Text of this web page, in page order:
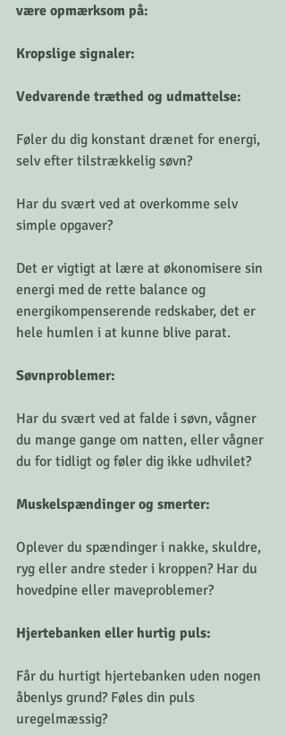
være opmærksom på:
Kropslige signaler:
Vedvarende træthed og udmattelse:
Føler du dig konstant drænet for energi,
selv efter tilstrækkelig søvn?
Har du svært ved at overkomme selv
simple opgaver?
Det er vigtigt at lære at økonomisere sin
energi med de rette balance og
energikompenserende redskaber, det er
hele humlen i at kunne blive parat.
Søvnproblemer:
Har du svært ved at falde i søvn, vågner
du mange gange om natten, eller vågner
du for tidligt og føler dig ikke udhvilet?
Muskelspændinger og smerter:
Oplever du spændinger i nakke, skuldre,
ryg eller andre steder i kroppen? Har du
hovedpine eller maveproblemer?
Hjertebanken eller hurtig puls:
Får du hurtigt hjertebanken uden nogen
åbenlys grund? Føles din puls
uregelmæssig?